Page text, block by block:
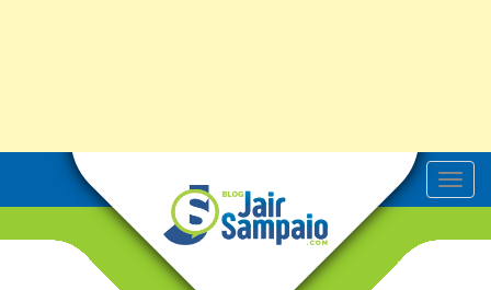
T
o